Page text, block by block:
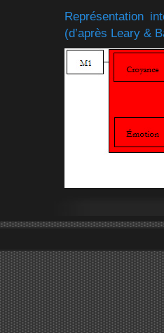
Représentation
(d’après Leary &